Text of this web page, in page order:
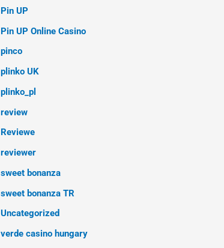
Pin UP
Pin UP Online Casino
pinco
plinko UK
plinko_pl
review
Reviewe
reviewer
sweet bonanza
sweet bonanza TR
Uncategorized
verde casino hungary